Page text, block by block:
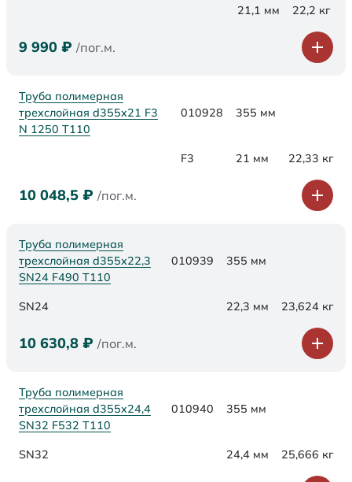
21,1 мм 22,2 кг
9 990 ₽ /пог.м.
Труба полимерная
трехслойная d355x21 F3
N 1250 Т110
010928 355 мм
F3 21 мм 22,33 кг
10 048,5 ₽ /пог.м.
Труба полимерная
трехслойная d355х22,3
SN24 F490 Т110
010939 355 мм
SN24 22,3 мм 23,624 кг
10 630,8 ₽ /пог.м.
Труба полимерная
трехслойная d355х24,4
SN32 F532 Т110
010940 355 мм
SN32 24,4 мм 25,666 кг